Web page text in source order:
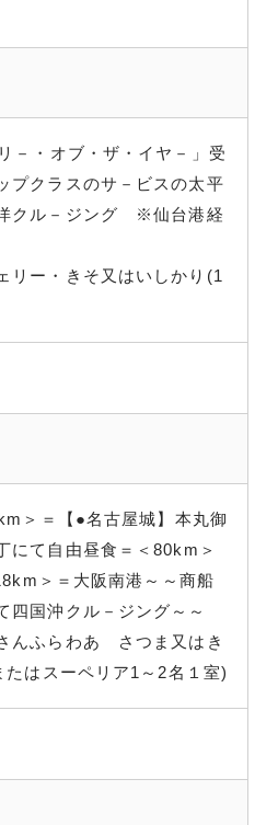
－・オブ・ザ・イヤ－」受
プクラスのサ－ビスの太平
クル－ジング ※仙台港経
リー・きそ又はいしかり(1
＞＝【●名古屋城】本丸御
にて自由昼食＝＜80km＞
＞＝大阪南港～～商船
四国沖クル－ジング～～
んふらわあ さつま又はき
たはスーペリア1～2名１室)